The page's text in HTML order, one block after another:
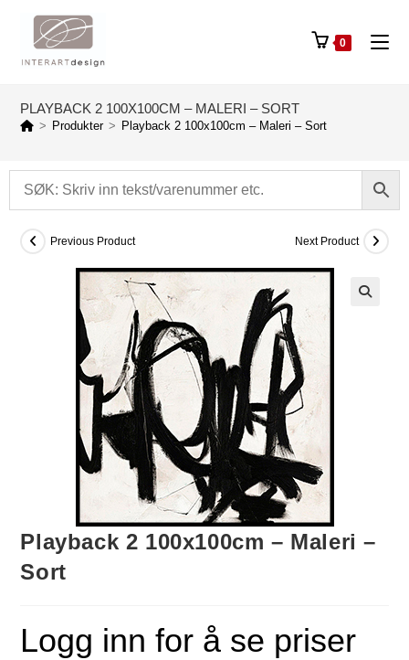
0
PLAYBACK 2 100X100CM – MALERI – SORT
> Produkter > Playback 2 100x100cm – Maleri – Sort
Previous Product Next Product
Playback 2 100x100cm – Maleri –
Sort
Logg inn for å se priser